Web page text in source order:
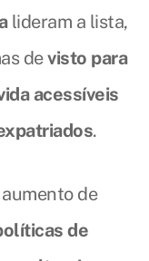
lideram a lista,
devisto para
acessíveis
.
de
de